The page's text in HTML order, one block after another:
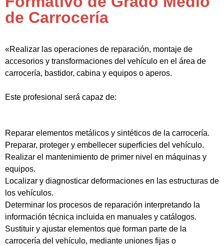
de Carrocería
«Realizar las operaciones de reparación, montaje de
accesorios y transformaciones del vehículo en el área de
carrocería, bastidor, cabina y equipos o aperos.
Este profesional será capaz de:
Reparar elementos metálicos y sintéticos de la carrocería.
Preparar, proteger y embellecer superficies del vehículo.
Realizar el mantenimiento de primer nivel en máquinas y
equipos.
Localizar y diagnosticar deformaciones en las estructuras de
los vehículos.
Determinar los procesos de reparación interpretando la
información técnica incluida en manuales y catálogos.
Sustituir y ajustar elementos que forman parte de la
carrocería del vehículo, mediante uniones fijas o